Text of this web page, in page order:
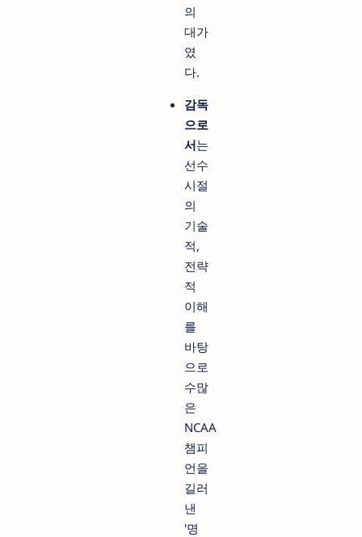
의
대가
였
다.
감독
으로
서는
선수
시절
의
기술
적,
전략
적
이해
를
바탕
으로
수많
은
NCAA
챔피
언을
길러
낸
'명